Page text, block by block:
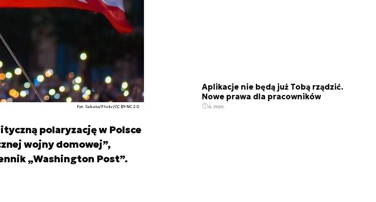
Fot. Sakuto/Flickr/CC BY-NC 2.0
polaryzację w Polsce
wojny domowej”,
„Washington Post”.
Aplikacje nie będą już Tobą rządzić.
Nowe prawa dla pracowników
4 min.